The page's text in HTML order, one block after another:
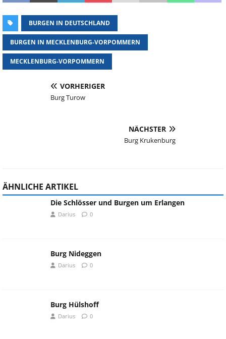
BURGEN IN DEUTSCHLAND
BURGEN IN MECKLENBURG-VORPOMMERN
MECKLENBURG-VORPOMMERN
VORHERIGER
Burg Turow
NÄCHSTER
Burg Krukenburg
ÄHNLICHE ARTIKEL
Die Schlösser und Burgen um Erlangen
Darius 0
Burg Nideggen
Darius 0
Burg Hülshoff
Darius 0